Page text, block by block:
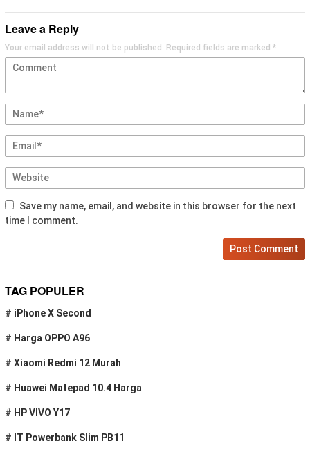
Leave a Reply
Your email address will not be published. Required fields are marked *
Save my name, email, and website in this browser for the next
time I comment.
TAG POPULER
# iPhone X Second
# Harga OPPO A96
# Xiaomi Redmi 12 Murah
# Huawei Matepad 10.4 Harga
# HP VIVO Y17
# IT Powerbank Slim PB11